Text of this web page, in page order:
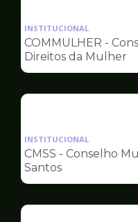
INSTITUCIONAL
COMMULHER -
Direitos da Mulher
INSTITUCIONAL
CMSS - Conselho
Santos